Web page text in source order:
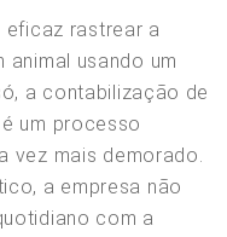
eficaz rastrear a
usando um
a contabilização de
um processo
vez mais demorado.
a empresa não
com a